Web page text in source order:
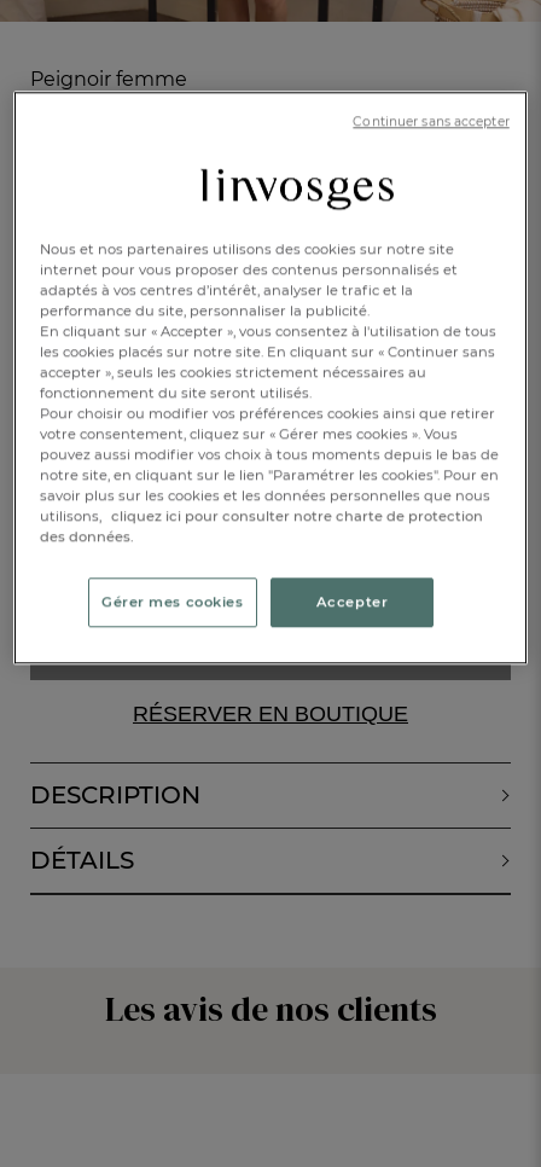
FR DE
AT
BE
CH
Peignoir femme
Corail doux
Caractéristique :
Peignoir
36/38 44/46 48/50
75,00 €
RÉSERVER EN BOUTIQUE
DESCRIPTION
DÉTAILS
Les avis de nos clients
Nous et nos partenaires utilisons des cookies sur notre site
internet pour vous proposer des contenus personnalisés et
adaptés à vos centres d’intérêt, analyser le trafic et la
performance du site, personnaliser la publicité.
En cliquant sur « Accepter », vous consentez à l'utilisation de tous
les cookies placés sur notre site. En cliquant sur « Continuer sans
accepter », seuls les cookies strictement nécessaires au
fonctionnement du site seront utilisés.
Pour choisir ou modifier vos préférences cookies ainsi que retirer
votre consentement, cliquez sur « Gérer mes cookies ». Vous
pouvez aussi modifier vos choix à tous moments depuis le bas de
notre site, en cliquant sur le lien "Paramétrer les cookies". Pour en
savoir plus sur les cookies et les données personnelles que nous
utilisons, cliquez ici pour consulter notre charte de protection
des données.
Gérer mes cookies Accepter
Continuer sans accepter